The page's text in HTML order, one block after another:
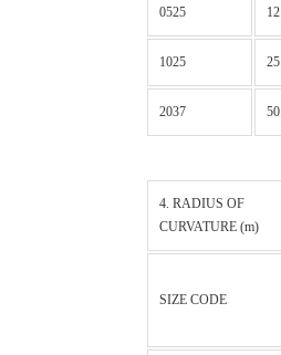
0525
1025
2037
4. RADIUS OF
CURVATURE (m)
SIZE CODE